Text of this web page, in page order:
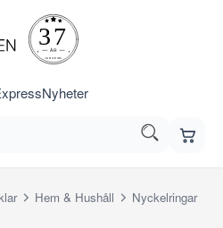
Nyheter
Hem & Hushåll
Nyckelringar